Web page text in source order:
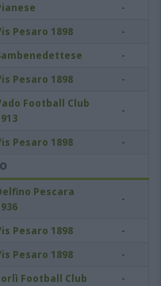
-
Pesaro 1898 -
-
Pesaro 1898 -
Football Club
-
Pesaro 1898
-
Pescara
-
Pesaro 1898 -
Pesaro 1898 -
Football Club -